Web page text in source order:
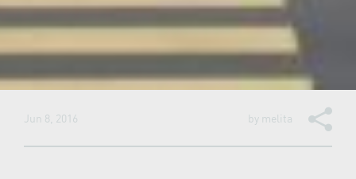
Jun 8, 2016 by melita